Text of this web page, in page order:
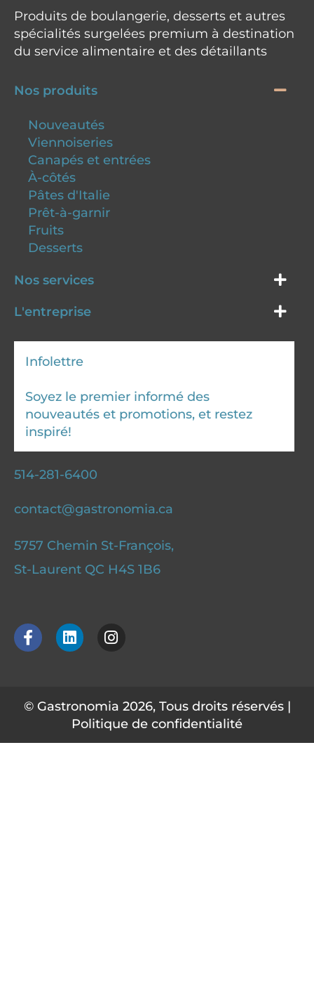
Produits de boulangerie, desserts et autres
spécialités surgelées premium à destination
du service alimentaire et des détaillants
Nos produits
Nouveautés
Viennoiseries
Canapés et entrées
À-côtés
Pâtes d'Italie
Prêt-à-garnir
Fruits
Desserts
Nos services
L'entreprise
Infolettre
Soyez le premier informé des
nouveautés et promotions, et restez
inspiré!
514-281-6400
contact@gastronomia.ca
5757 Chemin St-François,
St-Laurent QC H4S 1B6
F
a
o
k
L
i
d
n
I
n
g
r
a
© Gastronomia 2026, Tous droits réservés |
Politique de confidentialité